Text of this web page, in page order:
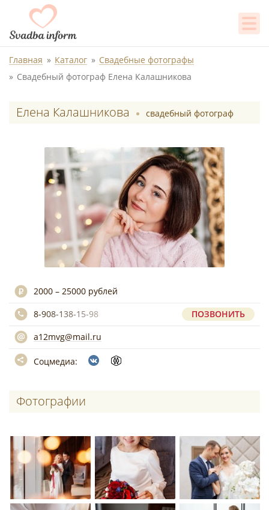
Главная Каталог
Свадебные фотографы
Свадебный фотограф Елена Калашникова
Елена Калашникова свадебный фотограф
2000 – 25000 рублей
8-908-138-15-98
ПОЗВОНИТЬ
a12mvg@mail.ru
Соцмедиа:
Фотографии